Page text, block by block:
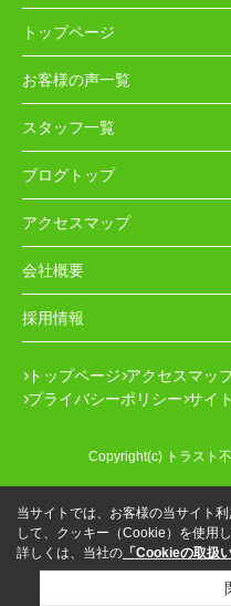
トップページ
お客様の声一覧
スタッフ一覧
ブログトップ
アクセスマップ
会社概要
採用情報
トップページ アクセスマッ
プライバシーポリシー サイ
Copyright(c) トラスト
当サイトでは、お客様の当サイト
して、クッキー（Cookie）を使用し
詳しくは、当社の 「Cookieの取扱